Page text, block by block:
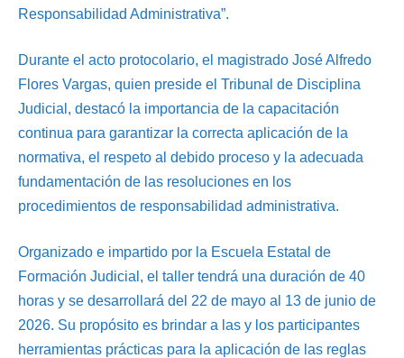
Responsabilidad Administrativa”.
Durante el acto protocolario, el magistrado José Alfredo
Flores Vargas, quien preside el Tribunal de Disciplina
Judicial, destacó la importancia de la capacitación
continua para garantizar la correcta aplicación de la
normativa, el respeto al debido proceso y la adecuada
fundamentación de las resoluciones en los
procedimientos de responsabilidad administrativa.
Organizado e impartido por la Escuela Estatal de
Formación Judicial, el taller tendrá una duración de 40
horas y se desarrollará del 22 de mayo al 13 de junio de
2026. Su propósito es brindar a las y los participantes
herramientas prácticas para la aplicación de las reglas